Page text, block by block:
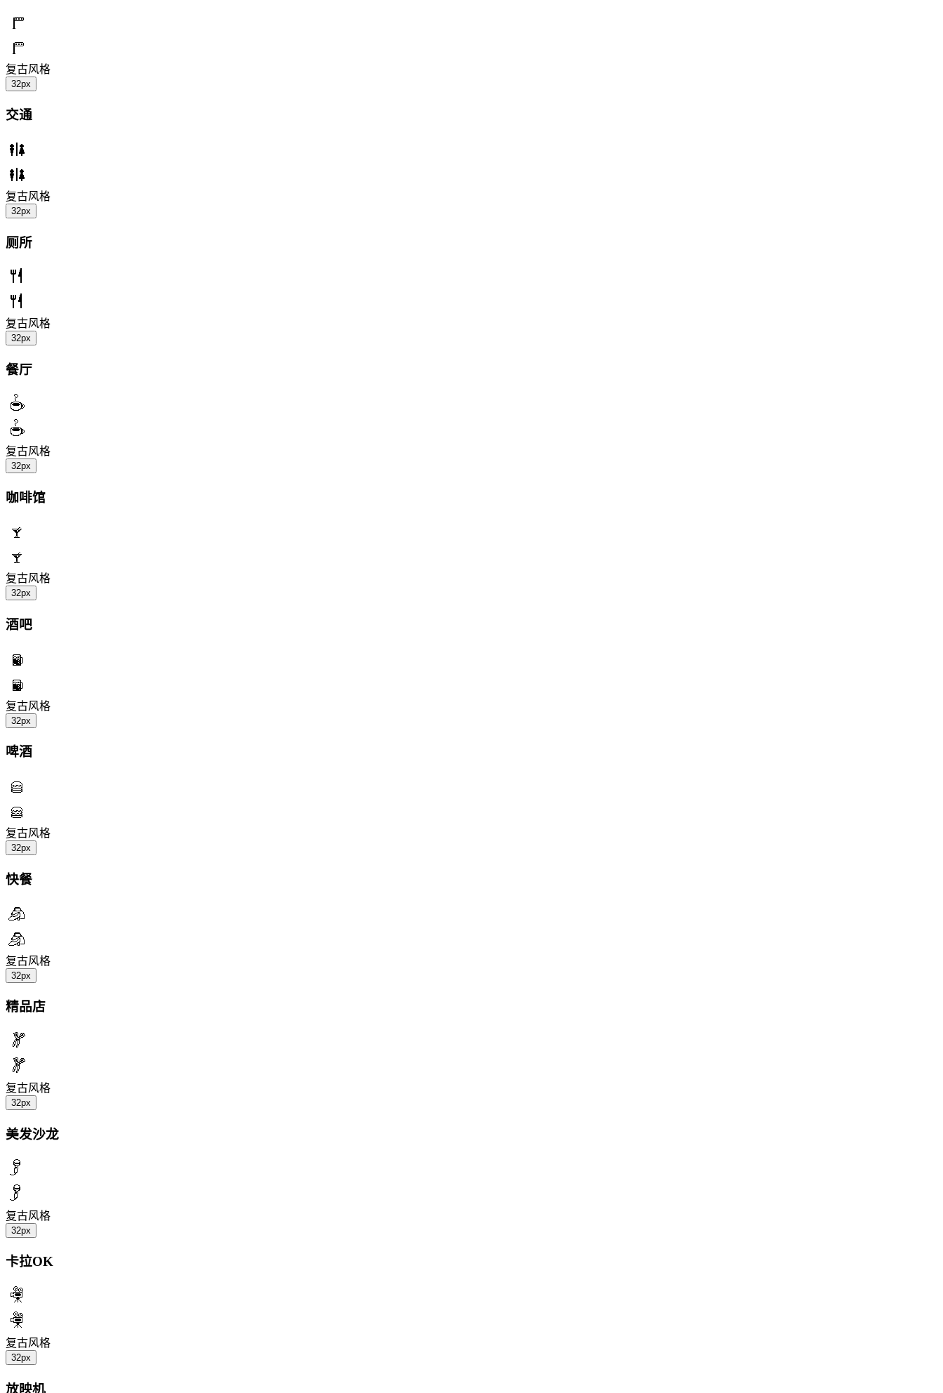
复古风格
32px
交通
复古风格
32px
厕所
复古风格
32px
餐厅
复古风格
32px
咖啡馆
复古风格
32px
酒吧
复古风格
32px
啤酒
复古风格
32px
快餐
复古风格
32px
精品店
复古风格
32px
美发沙龙
复古风格
32px
卡拉OK
复古风格
32px
放映机